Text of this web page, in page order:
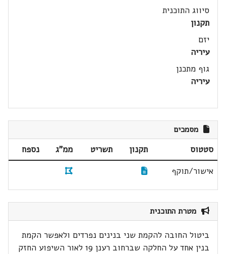
סיווג התוכנית
תקנון
יזם
עיריה
גוף מתכנן
עיריה
מסמכים
סטטוס תקנון תשריט ממ"ג
נספח
אישור/תוקף
מטרת התוכנית
ביטול החובה להקמת שני בנינים נפרדים ולאפשר הקמת
בנין אחד על החלקה שברחוב רענן 19 לאור השיפוע החזק